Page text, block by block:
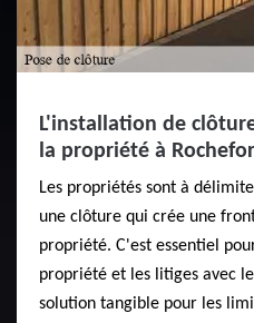
L'installation de
la propriété à
Les propriétés sont à
une clôture qui crée une
propriété. C'est essentiel
propriété et les litiges avec
solution tangible pour les